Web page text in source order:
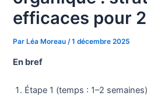
efficaces pour
ParLéa Moreau /1 décembre 2025
En bref
Étape 1 (temps : 1–2